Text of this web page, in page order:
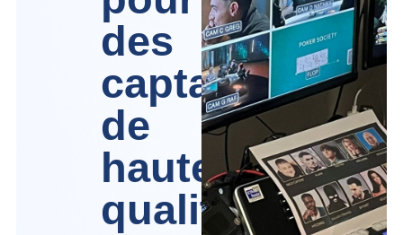
des
captations
de
haute
qualité